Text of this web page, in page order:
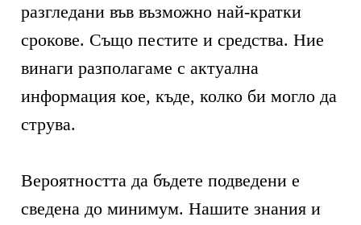
разгледани във възможно най-кратки
срокове. Също пестите и средства. Ние
винаги разполагаме с актуална
информация кое, къде, колко би могло да
струва.
Вероятността да бъдете подведени е
сведена до минимум. Нашите знания и